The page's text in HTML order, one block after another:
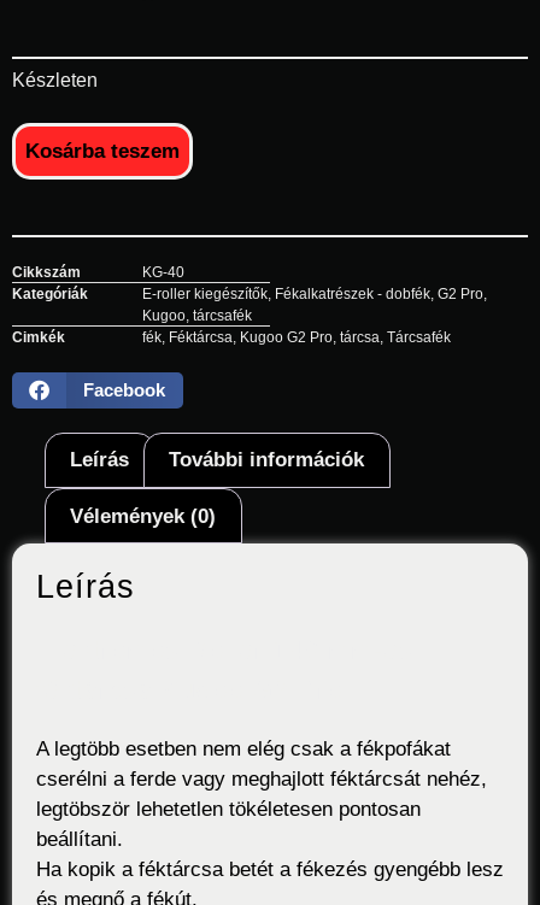
Készleten
Kosárba teszem
Cikkszám
KG-40
Kategóriák
E-roller kiegészítők Fékalkatrészek - dobfék G2 Pro
Kugoo tárcsafék
Cimkék
fék Féktárcsa Kugoo G2 Pro tárcsa Tárcsafék
Facebook
Leírás További információk
Vélemények (0)
Leírás
A legtöbb esetben nem elég csak a fékpofákat
cserélni a ferde vagy meghajlott féktárcsát nehéz,
legtöbször lehetetlen tökéletesen pontosan
beállítani.
Ha kopik a féktárcsa betét a fékezés gyengébb lesz
és megnő a fékút.